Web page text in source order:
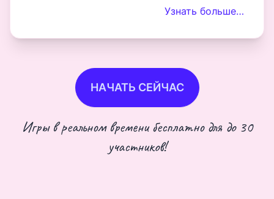
Узнать больше…
НАЧАТЬ СЕЙЧАС
Игры в реальном времени бесплатно для до 30
участников!